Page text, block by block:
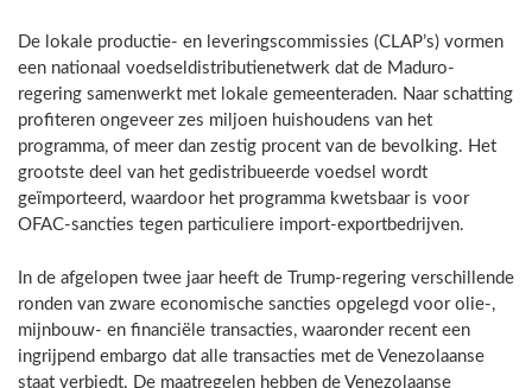
De lokale productie- en leveringscommissies (CLAP’s) vormen
een nationaal voedseldistributienetwerk dat de Maduro-
regering samenwerkt met lokale gemeenteraden. Naar schatting
profiteren ongeveer zes miljoen huishoudens van het
programma, of meer dan zestig procent van de bevolking. Het
grootste deel van het gedistribueerde voedsel wordt
geïmporteerd, waardoor het programma kwetsbaar is voor
OFAC-sancties tegen particuliere import-exportbedrijven.
In de afgelopen twee jaar heeft de Trump-regering verschillende
ronden van zware economische sancties opgelegd voor olie-,
mijnbouw- en financiële transacties, waaronder recent een
ingrijpend embargo dat alle transacties met de Venezolaanse
staat verbiedt. De maatregelen hebben de Venezolaanse